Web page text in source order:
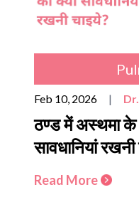
Feb 10, 2026 |
ठण्ड में अस्थमा के
सावधानियां
Read More